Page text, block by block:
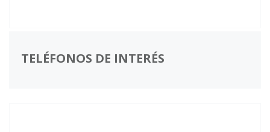
TELÉFONOS DE INTERÉS